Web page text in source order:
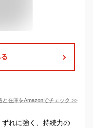
と在庫をAmazonでチェック >>
れに強く、持続力の